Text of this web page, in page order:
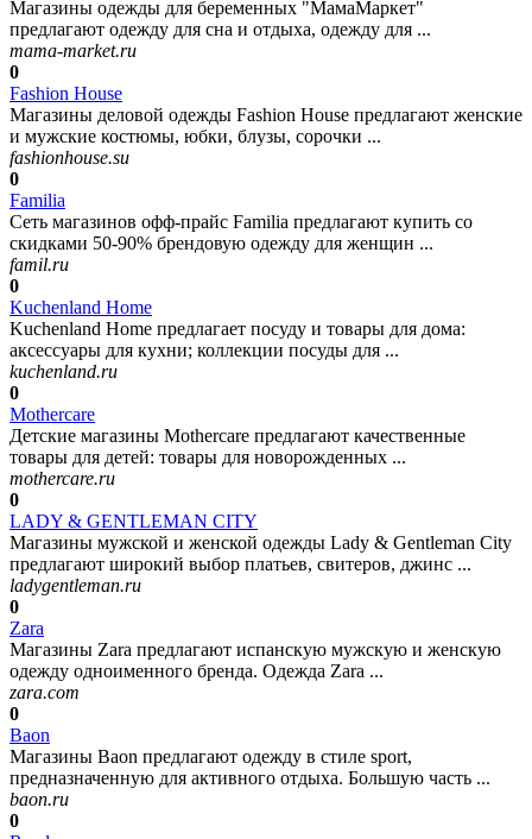
Магазины одежды для беременных "МамаМаркет"
предлагают одежду для сна и отдыха, одежду для ...
mama-market.ru
0
Fashion House
Магазины деловой одежды Fashion House предлагают женские
и мужские костюмы, юбки, блузы, сорочки ...
fashionhouse.su
0
Familia
Сеть магазинов офф-прайс Familia предлагают купить со
скидками 50-90% брендовую одежду для женщин ...
famil.ru
0
Kuchenland Home
Kuchenland Home предлагает посуду и товары для дома:
аксессуары для кухни; коллекции посуды для ...
kuchenland.ru
0
Mothercare
Детские магазины Mothercare предлагают качественные
товары для детей: товары для новорожденных ...
mothercare.ru
0
LADY & GENTLEMAN CITY
Магазины мужской и женской одежды Lady & Gentleman City
предлагают широкий выбор платьев, свитеров, джинс ...
ladygentleman.ru
0
Zara
Магазины Zara предлагают испанскую мужскую и женскую
одежду одноименного бренда. Одежда Zara ...
zara.com
0
Baon
Магазины Baon предлагают одежду в стиле sport,
предназначенную для активного отдыха. Большую часть ...
baon.ru
0